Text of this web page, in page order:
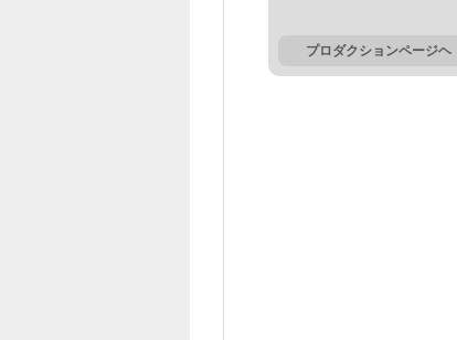
プロダクションページヘ